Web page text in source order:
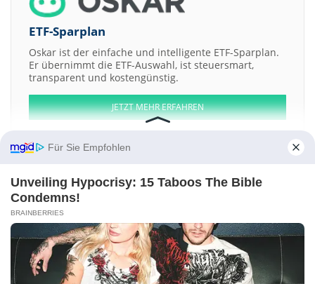
ETF-Sparplan
Oskar ist der einfache und intelligente ETF-Sparplan.
Er übernimmt die ETF-Auswahl, ist steuersmart,
transparent und kostengünstig.
JETZT MEHR ERFAHREN
Aktien ATX DAX EuroStoxx 50 Dow Jones NASDAQ 100 Nikkei 225
Weitere Aktien:
General Cable MAUSER WALDECK Nutreco Mission Resources
DOWA HOLDINGS
Kontakt
-Impressum-Werbung-Barrierefreiheit
Für Sie Empfohlen
Unveiling Hypocrisy: 15 Taboos The Bible
Condemns!
BRAINBERRIES